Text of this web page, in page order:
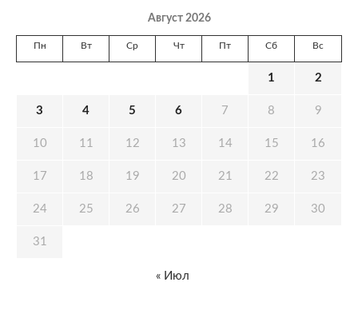
Август 2026
Пн Вт Ср Чт Пт Сб Вс
1 2
3 4 5 6 7 8 9
10 11 12 13 14 15 16
17 18 19 20 21 22 23
24 25 26 27 28 29 30
31
« Июл